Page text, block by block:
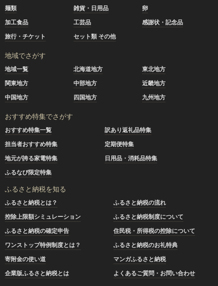
麺類
雑貨・日用品
卵
加工食品
工芸品
感謝状・記念品
旅行・チケット
セット類 その他
地域でさがす
地域一覧 北海道地方
東北地方
関東地方
中部地方
近畿地方
中国地方
四国地方 九州地方
おすすめ特集でさがす
おすすめ特集一覧
訳あり返礼品特集
担当者おすすめ特集
定期便特集
地元が誇る家電特集
日用品・消耗品特集
ふるなび限定特集
ふるさと納税を知る
ふるさと納税とは？
ふるさと納税の流れ
控除上限額シミュレーション
ふるさと納税制度について
ふるさと納税の確定申告
住民税・所得税の控除について
ワンストップ特例制度とは？
ふるさと納税のお礼特典
寄附金の使い道
マンガふるさと納税
企業版ふるさと納税とは
よくあるご質問・お問い合わせ